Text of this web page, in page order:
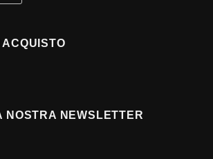
NOSTRA NEWSLETTER